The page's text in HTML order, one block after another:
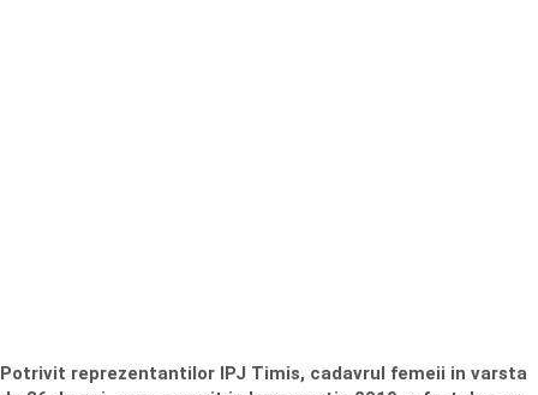
Potrivit reprezentantilor IPJ Timis, cadavrul femeii in varsta